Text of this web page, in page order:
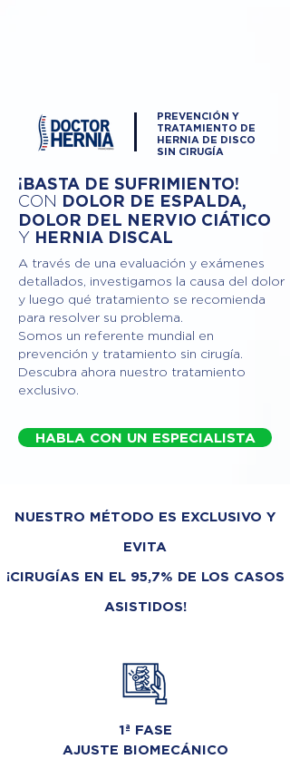
PREVENCIÓN Y
TRATAMIENTO DE
HERNIA DE DISCO
SIN CIRUGÍA
¡BASTA DE SUFRIMIENTO!
CON DOLOR DE ESPALDA,
DOLOR DEL NERVIO CIÁTICO
Y HERNIA DISCAL
A través de una evaluación y exámenes
detallados, investigamos la causa del dolor
y luego qué tratamiento se recomienda
para resolver su problema.
Somos un referente mundial en
prevención y tratamiento sin cirugía.
Descubra ahora nuestro tratamiento
exclusivo.
HABLA CON UN ESPECIALISTA
NUESTRO MÉTODO ES EXCLUSIVO Y
EVITA
¡CIRUGÍAS EN EL 95,7% DE LOS CASOS
ASISTIDOS!
1ª FASE
AJUSTE BIOMECÁNICO